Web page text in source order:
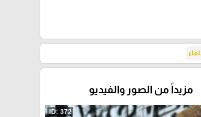
مزيداً من الصور والفيديو